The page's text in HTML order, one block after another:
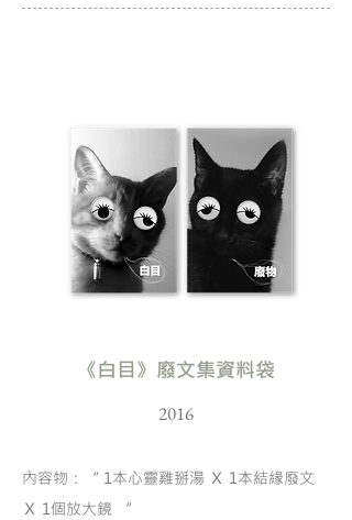
《白目》廢文集資料袋
2016
內容物：“ 1本心靈雞掰湯 Ｘ 1本結緣廢文
Ｘ 1個放大鏡 “